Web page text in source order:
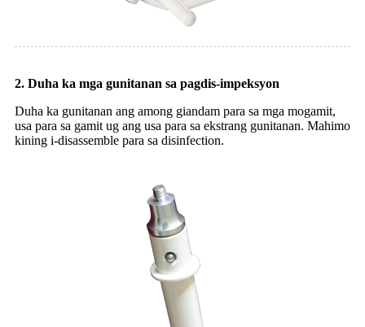
2. Duha ka mga gunitanan sa pagdis-impeksyon
Duha ka gunitanan ang among giandam para sa mga mogamit,
usa para sa gamit ug ang usa para sa ekstrang gunitanan. Mahimo
kining i-disassemble para sa disinfection.